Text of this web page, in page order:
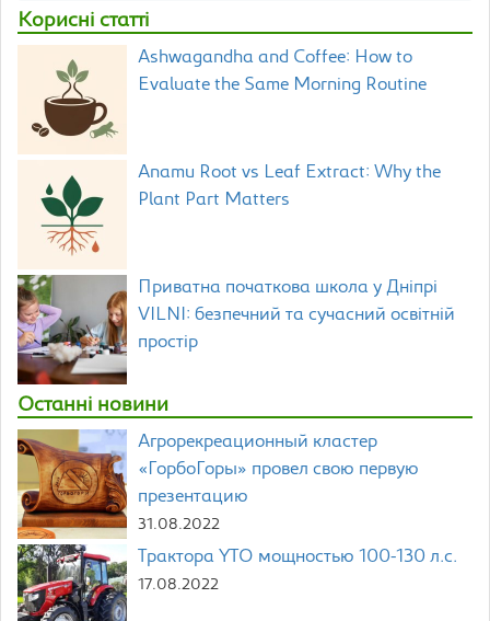
Корисні статті
Ashwagandha and Coffee: How to
Evaluate the Same Morning Routine
Anamu Root vs Leaf Extract: Why the
Plant Part Matters
Приватна початкова школа у Дніпрі
VILNI: безпечний та сучасний освітній
простір
Останні новини
Агрорекреационный кластер
«ГорбоГоры» провел свою первую
презентацию
31.08.2022
Трактора YTO мощностью 100-130 л.с.
17.08.2022